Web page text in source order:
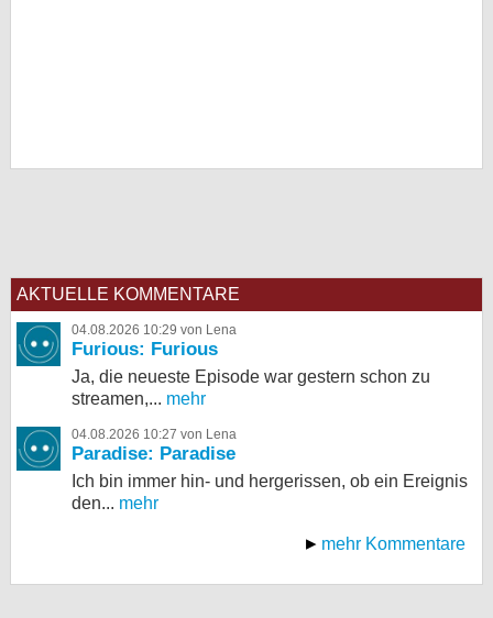
AKTUELLE KOMMENTARE
04.08.2026 10:29 von Lena
Furious: Furious
Ja, die neueste Episode war gestern schon zu
streamen,... mehr
04.08.2026 10:27 von Lena
Paradise: Paradise
Ich bin immer hin- und hergerissen, ob ein Ereignis
den... mehr
mehr Kommentare